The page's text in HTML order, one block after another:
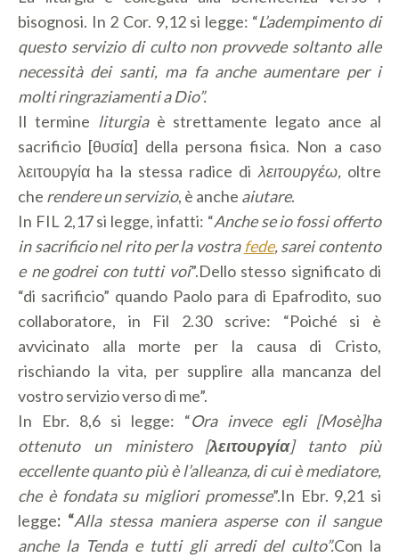
bisognosi. In 2 Cor. 9,12 si legge: “L’adempimento di
questo servizio di culto non provvede soltanto alle
necessità dei santi, ma fa anche aumentare per i
molti ringraziamenti a Dio”.
Il termine liturgiaè strettamente legato ance al
sacrificio [θυσία] della persona fisica. Non a caso
λειτουργία ha la stessa radice di λειτουργέω, oltre
che rendere un servizio, è anche aiutare.
In FIL 2,17 si legge, infatti: “Anche se io fossi offerto
in sacrificio nel rito per la vostra fede, sarei contento
e ne godrei con tutti voi”.Dello stesso significato di
“di sacrificio” quando Paolo para di Epafrodito, suo
collaboratore, in Fil 2.30 scrive: “Poiché si è
avvicinato alla morte per la causa di Cristo,
rischiando la vita, per supplire alla mancanza del
vostro servizio verso di me”.
In Ebr. 8,6 si legge: “Ora invece egli [Mosè]ha
ottenuto un ministero [λειτουργία] tanto più
eccellente quanto più è l’alleanza, di cui è mediatore,
che è fondata su migliori promesse”.In Ebr. 9,21 si
legge: “Alla stessa maniera asperse con il sangue
anche la Tenda e tutti gli arredi del culto”.Con la